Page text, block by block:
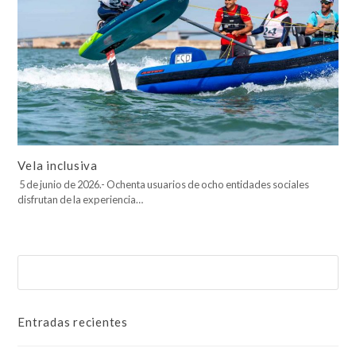
Vela inclusiva
5 de junio de 2026.- Ochenta usuarios de ocho entidades sociales
disfrutan de la experiencia…
Entradas recientes